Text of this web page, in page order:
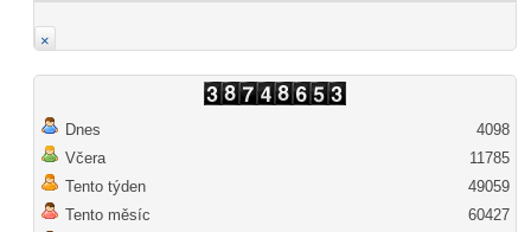
×
Dnes
Včera
Tento týden
Tento měsíc
4098
11785
49059
60427